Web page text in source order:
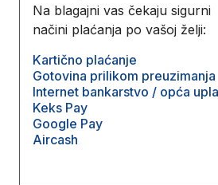
Na blagajni vas čekaju sigurni
načini plaćanja po vašoj želji:
Kartično plaćanje
Gotovina prilikom preuzimanja
Internet bankarstvo / opća
Keks Pay
Google Pay
Aircash